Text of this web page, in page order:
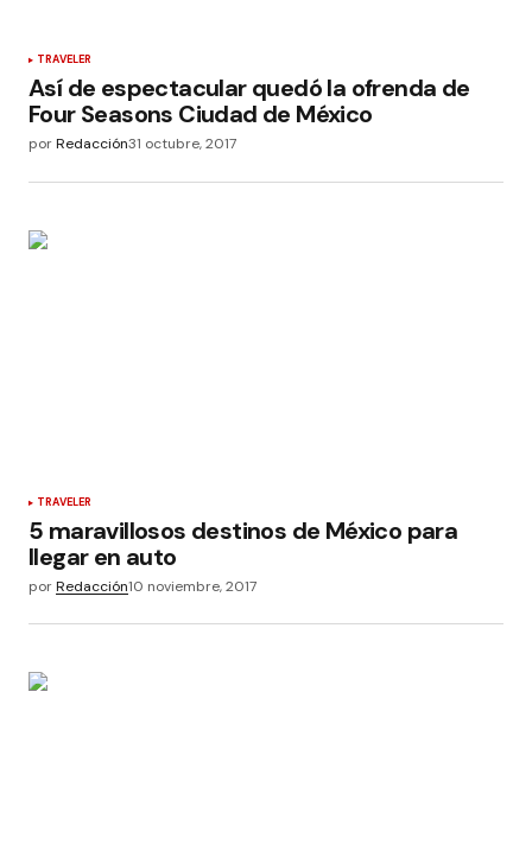
TRAVELER
Así de espectacular quedó la ofrenda de
Four Seasons Ciudad de México
porRedacción31 octubre, 2017
TRAVELER
5 maravillosos destinos de México para
llegar en auto
porRedacción10 noviembre, 2017